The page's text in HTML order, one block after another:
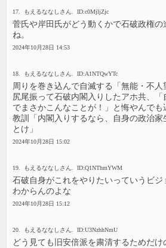
17. もえるななしさん. ID:c0MjljZjc
菅氏や岸田氏がどう動くかで石破政権の
ね。
2024年10月28日 14:53
18. もえるななしさん. ID:A1NTQwYTc
周りを巻き込んで自滅する「無能・不人
尻尾振って石破内閣入りしたアホ共、
でまさかこんなことが！」と悔やんでも
教訓「内閣入りするなら、自身の政治家
とけ」
2024年10月28日 15:02
19. もえるななしさん. ID:Q1NThmYWM
石破自身がこれをやりたいっていうビジ
わからんのよな
2024年10月28日 15:12
20. もえるななしさん. ID:U3NzhhNmU
どう見ても旧安倍派を粛清するためだ